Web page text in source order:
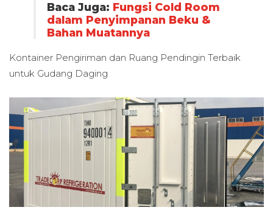
Baca Juga: Fungsi Cold Room
dalam Penyimpanan Beku &
Bahan Muatannya
Kontainer Pengiriman dan Ruang Pendingin Terbaik
untuk Gudang Daging